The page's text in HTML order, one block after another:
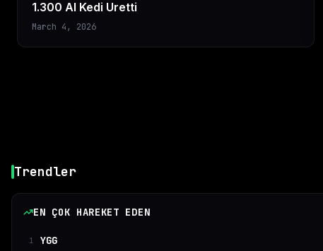
1.300 AI Kedi Uretti
March 4, 2026
Trendler
EN ÇOK HAREKET EDEN
1 YGG